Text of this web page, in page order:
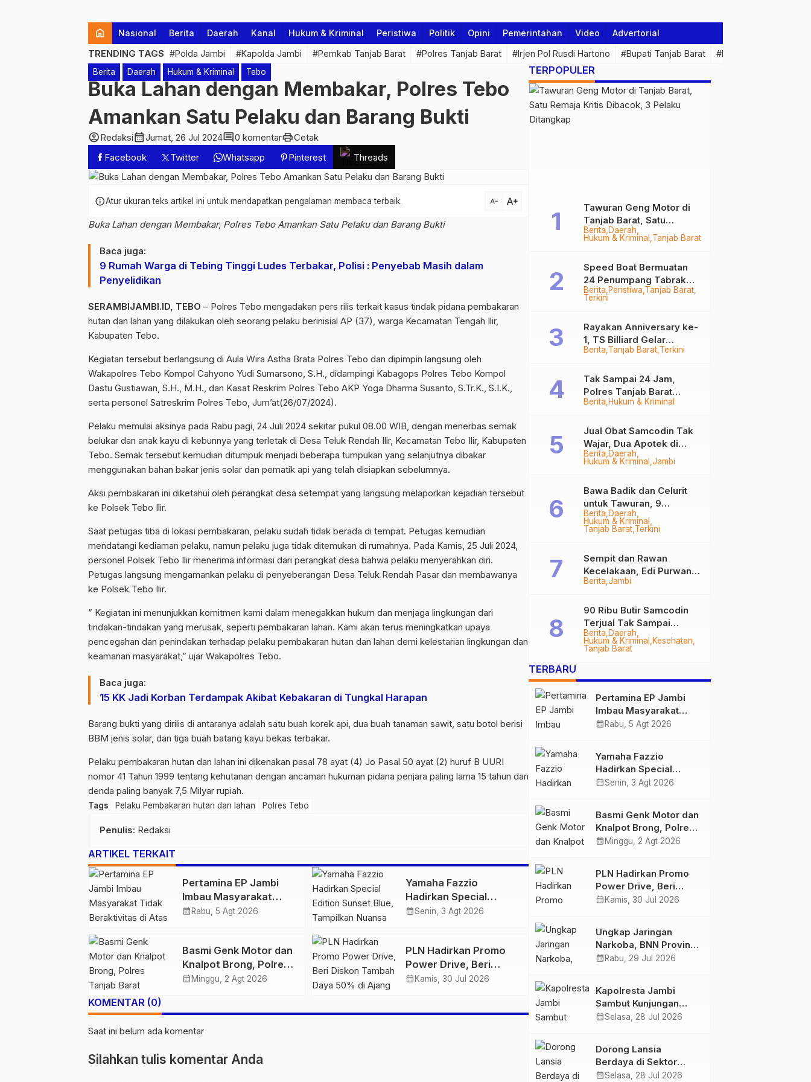
home Nasional Berita Daerah Kanal Hukum & Kriminal Peristiwa Politik Opini Pemerintahan Video Advertorial
TRENDING TAGS #Polda Jambi #Kapolda Jambi #Pemkab Tanjab Barat #Polres Tanjab Barat #Irjen Pol Rusdi Hartono #Bupati Tanjab Barat #Pemprov Jambi
Berita Daerah Hukum & Kriminal Tebo
Buka Lahan dengan Membakar, Polres Tebo
Amankan Satu Pelaku dan Barang Bukti
account_circleRedaksicalendar_monthJumat, 26 Jul 2024comment0 komentarprintCetak
Facebook
Twitter Whatsapp Pinterest Threads
infoAtur ukuran teks artikel ini untuk mendapatkan pengalaman membaca terbaik. text_decrease text_increase
Buka Lahan dengan Membakar, Polres Tebo Amankan Satu Pelaku dan Barang Bukti
Baca juga:
9 Rumah Warga di Tebing Tinggi Ludes Terbakar, Polisi : Penyebab Masih dalam
Penyelidikan
SERAMBIJAMBI.ID, TEBO – Polres Tebo mengadakan pers rilis terkait kasus tindak pidana pembakaran
hutan dan lahan yang dilakukan oleh seorang pelaku berinisial AP (37), warga Kecamatan Tengah Ilir,
Kabupaten Tebo.
Kegiatan tersebut berlangsung di Aula Wira Astha Brata Polres Tebo dan dipimpin langsung oleh
Wakapolres Tebo Kompol Cahyono Yudi Sumarsono, S.H., didampingi Kabagops Polres Tebo Kompol
Dastu Gustiawan, S.H., M.H., dan Kasat Reskrim Polres Tebo AKP Yoga Dharma Susanto, S.Tr.K., S.I.K.,
serta personel Satreskrim Polres Tebo, Jum’at(26/07/2024).
Pelaku memulai aksinya pada Rabu pagi, 24 Juli 2024 sekitar pukul 08.00 WIB, dengan menerbas semak
belukar dan anak kayu di kebunnya yang terletak di Desa Teluk Rendah Ilir, Kecamatan Tebo Ilir, Kabupaten
Tebo. Semak tersebut kemudian ditumpuk menjadi beberapa tumpukan yang selanjutnya dibakar
menggunakan bahan bakar jenis solar dan pematik api yang telah disiapkan sebelumnya.
Aksi pembakaran ini diketahui oleh perangkat desa setempat yang langsung melaporkan kejadian tersebut
ke Polsek Tebo Ilir.
Saat petugas tiba di lokasi pembakaran, pelaku sudah tidak berada di tempat. Petugas kemudian
mendatangi kediaman pelaku, namun pelaku juga tidak ditemukan di rumahnya. Pada Kamis, 25 Juli 2024,
personel Polsek Tebo Ilir menerima informasi dari perangkat desa bahwa pelaku menyerahkan diri.
Petugas langsung mengamankan pelaku di penyeberangan Desa Teluk Rendah Pasar dan membawanya
ke Polsek Tebo Ilir.
” Kegiatan ini menunjukkan komitmen kami dalam menegakkan hukum dan menjaga lingkungan dari
tindakan-tindakan yang merusak, seperti pembakaran lahan. Kami akan terus meningkatkan upaya
pencegahan dan penindakan terhadap pelaku pembakaran hutan dan lahan demi kelestarian lingkungan dan
keamanan masyarakat,” ujar Wakapolres Tebo.
Baca juga:
15 KK Jadi Korban Terdampak Akibat Kebakaran di Tungkal Harapan
Barang bukti yang dirilis di antaranya adalah satu buah korek api, dua buah tanaman sawit, satu botol berisi
BBM jenis solar, dan tiga buah batang kayu bekas terbakar.
Pelaku pembakaran hutan dan lahan ini dikenakan pasal 78 ayat (4) Jo Pasal 50 ayat (2) huruf B UURI
nomor 41 Tahun 1999 tentang kehutanan dengan ancaman hukuman pidana penjara paling lama 15 tahun dan
denda paling banyak 7,5 Milyar rupiah.
Tags Pelaku Pembakaran hutan dan lahan Polres Tebo
Penulis: Redaksi
ARTIKEL TERKAIT
Pertamina EP Jambi
Imbau Masyarakat
Tidak Beraktivitas di
Bersama
calendar_month Rabu, 5 Agt 2026
Yamaha Fazzio
Hadirkan Special
Edition Sunset Blue,
Semakin Skena
calendar_monthSenin, 3 Agt 2026
Basmi Genk Motor dan
Knalpot Brong, Polres
Tanjab Barat Amankan
calendar_month Minggu, 2 Agt 2026
PLN Hadirkan Promo
Power Drive, Beri
Diskon Tambah Daya
calendar_month Kamis, 30 Jul 2026
KOMENTAR (0)
Saat ini belum ada komentar
Silahkan tulis komentar Anda
TERPOPULER
Berita Daerah
Hukum & Kriminal Tanjab Barat
Tawuran Geng Motor di
Tanjab Barat, Satu
Remaja Kritis Dibacok, 3
Pelaku Ditangkap
Berita Peristiwa Tanjab Barat
Terkini
Speed Boat Bermuatan
24 Penumpang Tabrak
Togok di Kuala Tungkal,
Berita Tanjab Barat Terkini
Rayakan Anniversary ke-
1, TS Billiard Gelar
Turnamen 9 Ball
Berita Hukum & Kriminal
Tak Sampai 24 Jam,
Polres Tanjab Barat
Ringkus Komplotan
Tungkal
Berita Daerah
Hukum & Kriminal Jambi
Jual Obat Samcodin Tak
Wajar, Dua Apotek di
Tanjab Barat Disegel
Berita Daerah
Hukum & Kriminal
Tanjab Barat Terkini
Bawa Badik dan Celurit
untuk Tawuran, 9
Anggota Geng Motor di
Tanjab Barat Diringkus
Berita Jambi
Sempit dan Rawan
Kecelakaan, Edi Purwanto
Targetkan Jalan Lintas
2028
Berita Daerah
Hukum & Kriminal
Kesehatan
Tanjab Barat
90 Ribu Butir Samcodin
Terjual Tak Sampai
Setahun, Indra Safari
Desak Audit Menyeluruh
TERBARU
Pertamina EP Jambi
Imbau Masyarakat
Tidak Beraktivitas di
Bersama
calendar_month Rabu, 5 Agt 2026
Yamaha Fazzio
Hadirkan Special
Edition Sunset Blue,
Semakin Skena
calendar_monthSenin, 3 Agt 2026
Basmi Genk Motor dan
Knalpot Brong, Polres
Tanjab Barat Amankan
calendar_month Minggu, 2 Agt 2026
PLN Hadirkan Promo
Power Drive, Beri
Diskon Tambah Daya
calendar_month Kamis, 30 Jul 2026
Ungkap Jaringan
Narkoba, BNN Provinsi
Jambi dan Bea Cukai
Butir Ekstasi dan 146
Gram Sabu
calendar_month Rabu, 29 Jul 2026
Kapolresta Jambi
Sambut Kunjungan
Ketua dan Pengurus
Kolaborasi
calendar_monthSelasa, 28 Jul 2026
Dorong Lansia
Berdaya di Sektor
Hijau, Pertamina EP
calendar_monthSelasa, 28 Jul 2026